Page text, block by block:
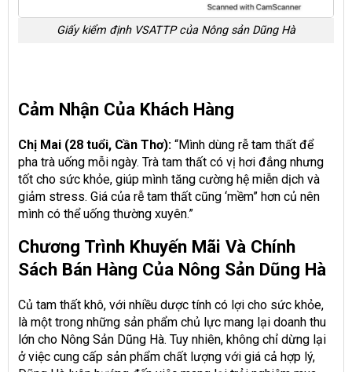
Giấy kiểm định VSATTP của Nông sản Dũng Hà
Cảm Nhận Của Khách Hàng
Chị Mai (28 tuổi, Cần Thơ): “Mình dùng rễ tam thất để
pha trà uống mỗi ngày. Trà tam thất có vị hơi đắng nhưng
tốt cho sức khỏe, giúp mình tăng cường hệ miễn dịch và
giảm stress. Giá của rễ tam thất cũng ‘mềm” hơn củ nên
mình có thể uống thường xuyên.”
Chương Trình Khuyến Mãi Và Chính
Sách Bán Hàng Của Nông Sản Dũng Hà
Củ tam thất khô, với nhiều dược tính có lợi cho sức khỏe,
là một trong những sản phẩm chủ lực mang lại doanh thu
lớn cho Nông Sản Dũng Hà. Tuy nhiên, không chỉ dừng lại
ở việc cung cấp sản phẩm chất lượng với giá cả hợp lý,